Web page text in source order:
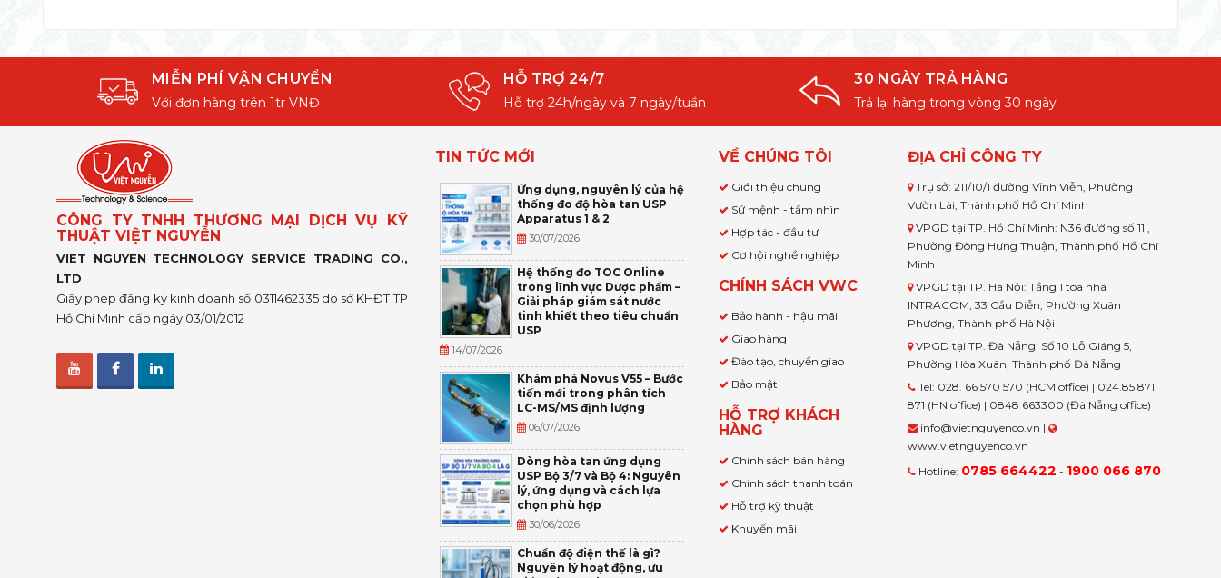
MIỄN PHÍ VẬN CHUYỂN
Với đơn hàng trên 1tr VNĐ
HỖ TRỢ 24/7
Hỗ trợ 24h/ngày và 7 ngày/tuần
30 NGÀY TRẢ HÀNG
Trả lại hàng trong vòng 30 ngày
CÔNG TY TNHH THƯƠNG MẠI DỊCH VỤ KỸ
THUẬT VIỆT NGUYỄN
VIET NGUYEN TECHNOLOGY SERVICE TRADING CO.,
LTD
Giấy phép đăng ký kinh doanh số 0311462335 do sở KHĐT TP
Hồ Chí Minh cấp ngày 03/01/2012
TIN TỨC MỚI
Ứng dụng, nguyên lý của hệ
thống đo độ hòa tan USP
Apparatus 1 & 2
30/07/2026
Hệ thống đo TOC Online
trong lĩnh vực Dược phẩm –
Giải pháp giám sát nước
tinh khiết theo tiêu chuẩn
USP
14/07/2026
Khám phá Novus V55 – Bước
tiến mới trong phân tích
LC-MS/MS định lượng
06/07/2026
Dòng hòa tan ứng dụng
USP Bộ 3/7 và Bộ 4: Nguyên
lý, ứng dụng và cách lựa
chọn phù hợp
30/06/2026
Chuẩn độ điện thế là gì?
Nguyên lý hoạt động, ưu
VỀ CHÚNG TÔI
Giới thiệu chung
Sứ mệnh - tầm nhìn
Hợp tác - đầu tư
Cơ hội nghề nghiệp
CHÍNH SÁCH VWC
Bảo hành - hậu mãi
Giao hàng
Đào tạo, chuyển giao
Bảo mật
HỖ TRỢ KHÁCH
HÀNG
Chính sách bán hàng
Chính sách thanh toán
Hỗ trợ kỹ thuật
Khuyến mãi
ĐỊA CHỈ CÔNG TY
Trụ sở: 211/10/1 đường Vĩnh Viễn, Phường
Vườn Lài, Thành phố Hồ Chí Minh
VPGD tại TP. Hồ Chí Minh: N36 đường số 11 ,
Phường Đông Hưng Thuận, Thành phố Hồ Chí
Minh
VPGD tại TP. Hà Nội: Tầng 1 tòa nhà
INTRACOM, 33 Cầu Diễn, Phường Xuân
Phương, Thành phố Hà Nội
VPGD tại TP. Đà Nẵng: Số 10 Lỗ Giáng 5,
Phường Hòa Xuân, Thành phố Đà Nẵng
Tel: 028. 66 570 570 (HCM office) | 024.85 871
871 (HN office) | 0848 663300 (Đà Nẵng office)
info@vietnguyenco.vn |
www.vietnguyenco.vn
Hotline: 0785 664422 - 1900 066 870